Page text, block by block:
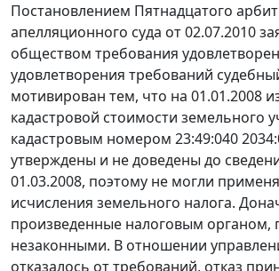
Постановлением Пятнадцатого
апелляционного суда от 02.07.2010
обществом требования
удовлетворения требований
мотивирован тем, что на 01.01.2008
кадастровой стоимости земельного
кадастровым номером 23:49:040
утверждены и не доведены до
01.03.2008, поэтому не могли
исчисления земельного налога.
произведенные налоговым органом,
незаконными. В отношении
отказалось от требований, отказ